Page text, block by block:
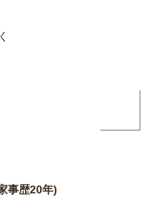
事歴20年)